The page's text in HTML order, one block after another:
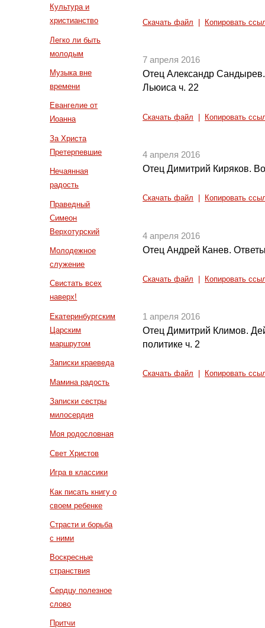
Культура и
христианство
Легко ли быть
молодым
Музыка вне
времени
Евангелие от
Иоанна
За Христа
Претерпевшие
Нечаянная
радость
Праведный
Симеон
Верхотурский
Молодежное
служение
Свистать всех
наверх!
Екатеринбургским
Царским
маршрутом
Записки краеведа
Мамина радость
Записки сестры
милосердия
Моя родословная
Свет Христов
Игра в классики
Как писать книгу о
своем ребенке
Страсти и борьба
с ними
Воскресные
странствия
Сердцу полезное
слово
Притчи
Скачать файл Копировать
7 апреля 2016
Отец Александр
Льюиса ч. 22
Скачать файл Копировать
4 апреля 2016
Отец Димитрий Киряков.
Скачать файл Копировать
4 апреля 2016
Отец Андрей Канев.
Скачать файл Копировать
1 апреля 2016
Отец Димитрий Климов.
политике ч. 2
Скачать файл Копировать